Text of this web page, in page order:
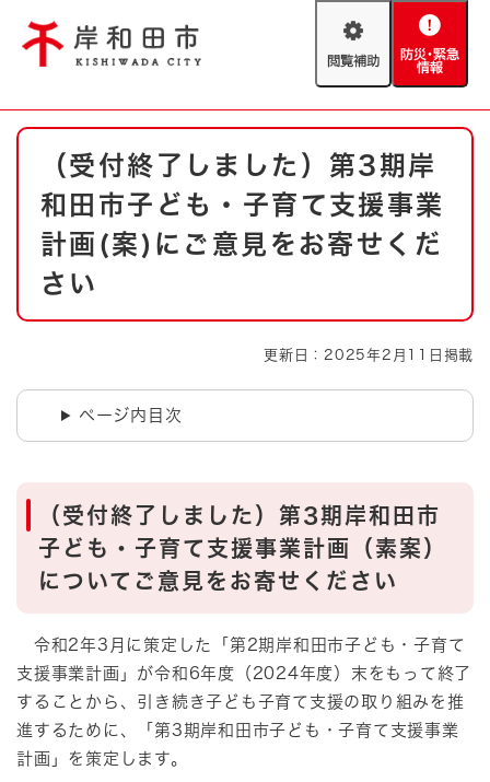
閲
助
防
緊
情
報
やさしい日本語
文字サイズ 標準 拡大
背景色変更 白 黒 青
とじる
防災・緊急情報 救急・消防
ハザードマップ AED設置箇所
本
（受付終了しました）第3期岸
和田市子ども・子育て支援事業
計画(案)にご意見をお寄せくだ
さい
更新日：2025年2月11日掲載
ページ内目次
（受付終了しました）第3期岸和田市
子ども・子育て支援事業計画（素案）
についてご意見をお寄せください
令和2年3月に策定した「第2期岸和田市子ども・子育て
支援事業計画」が令和6年度（2024年度）末をもって終了
することから、引き続き子ども子育て支援の取り組みを推
進するために、「第3期岸和田市子ども・子育て支援事業
計画」を策定します。